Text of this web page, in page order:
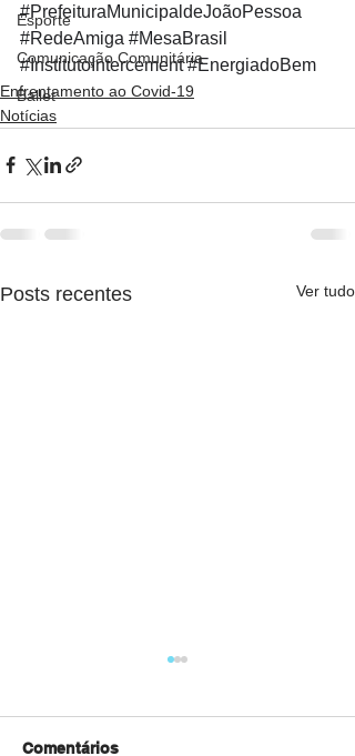
Esporte
Comunicação Comunitária
Ballet
#PrefeituraMunicipaldeJoãoPessoa
#RedeAmiga #MesaBrasil
#InstitutoIntercement #EnergiadoBem
Enfrentamento ao Covid-19
Notícias
Posts recentes Ver tudo
Comentários